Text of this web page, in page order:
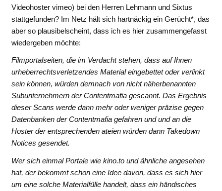
Videohoster vimeo) bei den Herren Lehmann und Sixtus
stattgefunden? Im Netz hält sich hartnäckig ein Gerücht*, das
aber so plausibelscheint, dass ich es hier zusammengefasst
wiedergeben möchte:
Filmportalseiten, die im Verdacht stehen, dass auf Ihnen
urheberrechtsverletzendes Material eingebettet oder verlinkt
sein können, würden demnach von nicht näherbenannten
Subunternehmern der Contentmafia gescannt. Das Ergebnis
dieser Scans werde dann mehr oder weniger präzise gegen
Datenbanken der Contentmafia gefahren und und an die
Hoster der entsprechenden ateien würden dann Takedown
Notices gesendet.
Wer sich einmal Portale wie kino.to und ähnliche angesehen
hat, der bekommt schon eine Idee davon, dass es sich hier
um eine solche Materialfülle handelt, dass ein händisches